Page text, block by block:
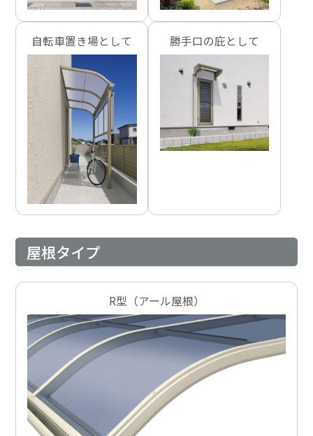
自転車置き場として 勝手口の庇として
屋根タイプ
R型（アール屋根）